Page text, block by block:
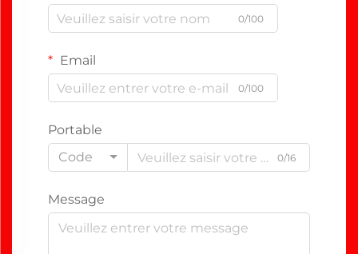
0/100
Email
0/100
Portable
Code
0/16
Message